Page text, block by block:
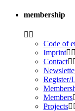
membership
Code of
Imprint
Contact
Register/
Members
Projects